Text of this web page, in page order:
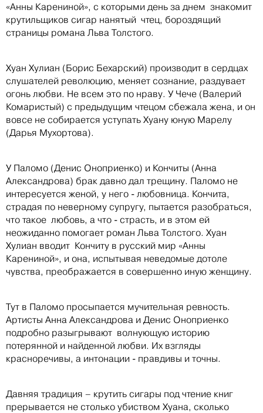
«Анны Карениной», с которыми день за днем знакомит
крутильщиков сигар нанятый чтец, бороздящий
страницы романа Льва Толстого.
Хуан Хулиан (Борис Бехарский) производит в сердцах
слушателей революцию, меняет сознание, раздувает
огонь любви. Не всем это по нраву. У Чече (Валерий
Комаристый) с предыдущим чтецом сбежала жена, и он
вовсе не собирается уступать Хуану юную Марелу
(Дарья Мухортова).
У Паломо (Денис Оноприенко) и Кончиты (Анна
Александрова) брак давно дал трещину. Паломо не
интересуется женой, у него - любовница. Кончита,
страдая по неверному супругу, пытается разобраться,
что такое любовь, а что - страсть, и в этом ей
неожиданно помогает роман Льва Толстого. Хуан
Хулиан вводит Кончиту в русский мир «Анны
Карениной», и она, испытывая неведомые дотоле
чувства, преображается в совершенно иную женщину.
Тут в Паломо просыпается мучительная ревность.
Артисты Анна Александрова и Денис Оноприенко
подробно разыгрывают волнующую историю
потерянной и найденной любви. Их взгляды
красноречивы, а интонации - правдивы и точны.
Давняя традиция – крутить сигары под чтение книг
прерывается не столько убиством Хуана, сколько